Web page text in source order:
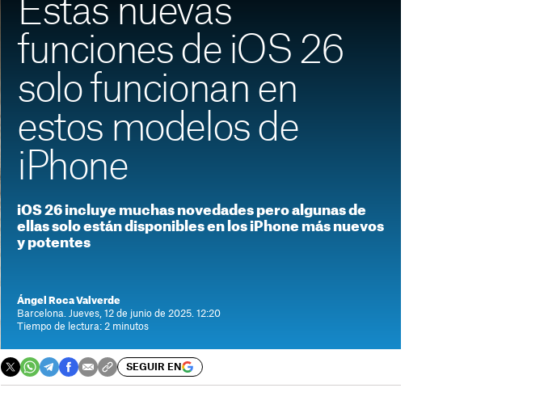
Estas nuevas
funciones de iOS 26
solo funcionan en
estos modelos de
iPhone
iOS 26 incluye muchas novedades pero algunas de
ellas solo están disponibles en los iPhone más nuevos
y potentes
Ángel Roca Valverde
Barcelona. Jueves, 12 de junio de 2025. 12:20
Tiempo de lectura: 2 minutos
SEGUIR EN